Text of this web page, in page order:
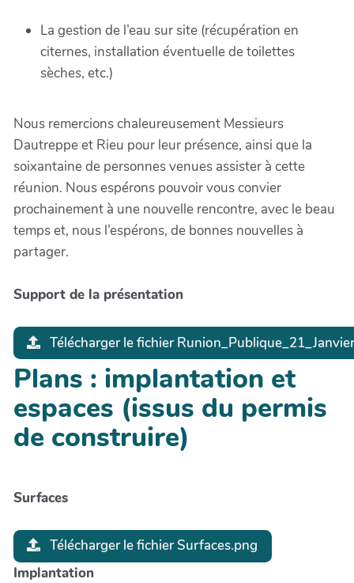
La gestion de l’eau sur site (récupération en
citernes, installation éventuelle de toilettes
sèches, etc.)
Nous remercions chaleureusement Messieurs
Dautreppe et Rieu pour leur présence, ainsi que la
soixantaine de personnes venues assister à cette
réunion. Nous espérons pouvoir vous convier
prochainement à une nouvelle rencontre, avec le beau
temps et, nous l’espérons, de bonnes nouvelles à
partager.
Support de la présentation
Télécharger le fichier
Plans : implantation et
espaces (issus du permis
de construire)
Surfaces
Télécharger le fichier Surfaces.png
Implantation